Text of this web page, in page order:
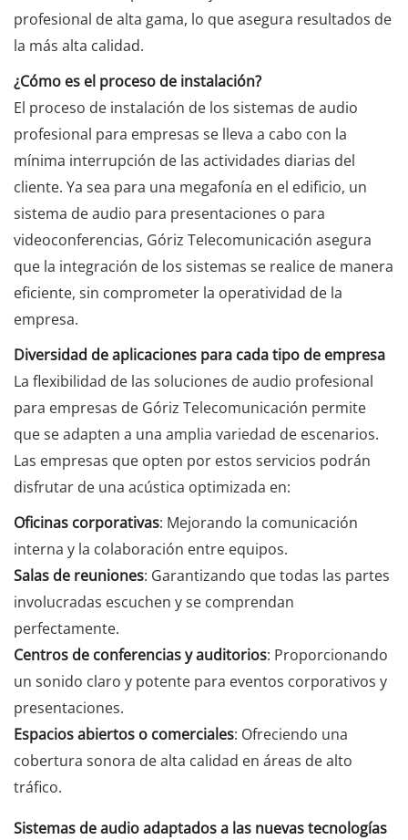
profesional de alta gama, lo que asegura resultados de
la más alta calidad.
¿Cómo es el proceso de instalación?
El proceso de instalación de los sistemas de audio
profesional para empresas se lleva a cabo con la
mínima interrupción de las actividades diarias del
cliente. Ya sea para una megafonía en el edificio, un
sistema de audio para presentaciones o para
videoconferencias, Góriz Telecomunicación asegura
que la integración de los sistemas se realice de manera
eficiente, sin comprometer la operatividad de la
empresa.
Diversidad de aplicaciones para cada tipo de empresa
La flexibilidad de las soluciones de audio profesional
para empresas de Góriz Telecomunicación permite
que se adapten a una amplia variedad de escenarios.
Las empresas que opten por estos servicios podrán
disfrutar de una acústica optimizada en:
Oficinas corporativas: Mejorando la comunicación
interna y la colaboración entre equipos.
Salas de reuniones: Garantizando que todas las partes
involucradas escuchen y se comprendan
perfectamente.
Centros de conferencias y auditorios: Proporcionando
un sonido claro y potente para eventos corporativos y
presentaciones.
Espacios abiertos o comerciales: Ofreciendo una
cobertura sonora de alta calidad en áreas de alto
tráfico.
Sistemas de audio adaptados a las nuevas tecnologías